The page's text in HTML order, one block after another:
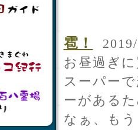
雹！
お昼過ぎ
スーパー
ーがある
なぁ、も